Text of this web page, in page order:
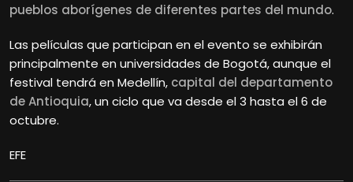
pueblos aborígenes de diferentes partes del mundo.
Las películas que participan en el evento se exhibirán
principalmente en universidades de Bogotá, aunque el
festival tendrá en Medellín, capital del departamento
de Antioquia, un ciclo que va desde el 3 hasta el 6 de
octubre.
EFE